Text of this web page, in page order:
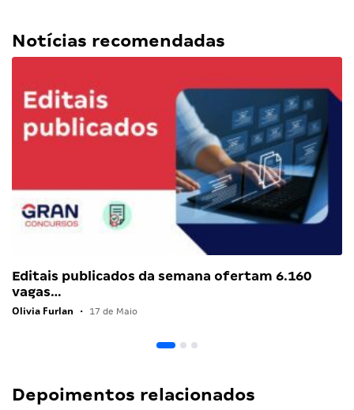
Notícias recomendadas
Editais publicados da semana ofertam 6.160
vagas…
Olivia Furlan • 17 de Maio
Depoimentos relacionados